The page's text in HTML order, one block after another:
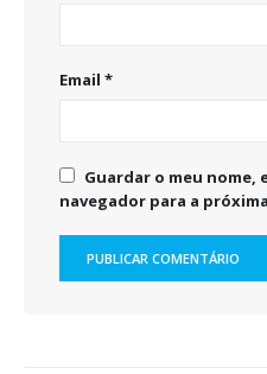
Email *
Guardar o meu nome,
navegador para a